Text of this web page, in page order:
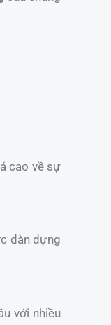
cao về sự
dàn dựng
với nhiều